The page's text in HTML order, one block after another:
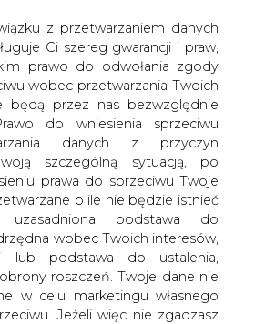
z przetwarzaniem danych
Ci szereg gwarancji i praw,
prawo do odwołania zgody
wobec przetwarzania Twoich
będą przez nas bezwzględnie
do wniesienia sprzeciwu
danych z przyczyn
szczególną sytuacją, po
prawa do sprzeciwu Twoje
o ile nie będzie istnieć
uzasadniona podstawa do
wobec Twoich interesów,
lub podstawa do ustalenia,
roszczeń. Twoje dane nie
w celu marketingu własnego
Jeżeli więc nie zgadzasz
zamierza
w budowę instalacji
metanu w kopalni
kasę z BGK.
w której po 50 proc. udziałów
Prometheus Energy (PE) i
Gazowa (CEG), na razie
Gdyby nie fakt, że PE notowany jest
i musi ujawniać istotnie
tym etapie nie ujrzałaby światła
Puls Biznesu ustalił, że budowa